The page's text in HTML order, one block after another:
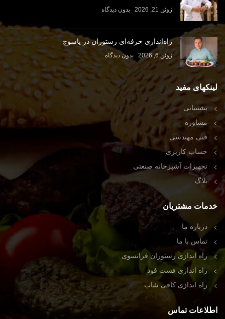
ژوئن 21, 2026 بدون دیدگاه
راه‌اندازی حرفه‌ای رستوران در یاسوج
ژوئن 6, 2026 بدون دیدگاه
لینکهای مفید
پشتیبانی
مشاوره
فنی مهندسی
حساب کاربری
تجهیزات آشپزخانه صنعتی
بلاگ
خدمات مشتریان
درباره ما
تماس با ما
راه اندازی رستوران فرانسوی
راه اندازی فست فود
راه اندازی کافی شاپ
اطلاعات تماس